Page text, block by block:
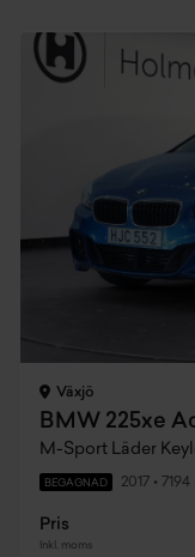
Växjö
BMW 225xe
M-Sport Läder
BEGAGNAD 2017 • 7194
Pris
Inkl. moms